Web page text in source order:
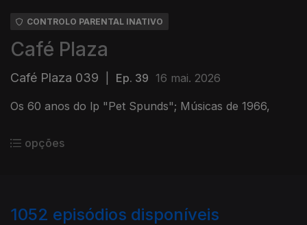
CONTROLO PARENTAL INATIVO
Café Plaza
Café Plaza 039 Ep. 39 16 mai. 2026
Os 60 anos do lp "Pet Spunds"; Músicas de 1966,
opções
1052 episódios disponíveis